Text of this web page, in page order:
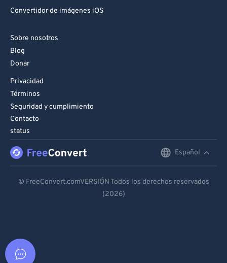
Convertidor de imágenes iOS
Sobre nosotros
Blog
Donar
Privacidad
Términos
Seguridad y cumplimiento
Contacto
status
Español
Español
© FreeConvert.comVERSIÓN Todos los derechos reservados
(2026)